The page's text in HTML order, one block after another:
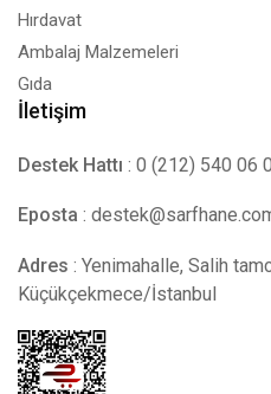
Hırdavat
Ambalaj Malzemeleri
Gıda
İletişim
Destek Hattı : 0 (212) 540 06
Eposta :
Adres : Yenimahalle, Salih
Küçükçekmece/İstanbul